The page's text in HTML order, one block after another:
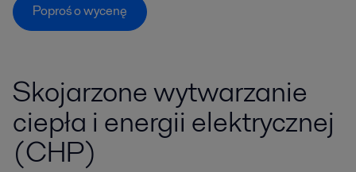
Poproś o wycenę
Skojarzone wytwarzanie
ciepła i energii elektrycznej
(CHP)